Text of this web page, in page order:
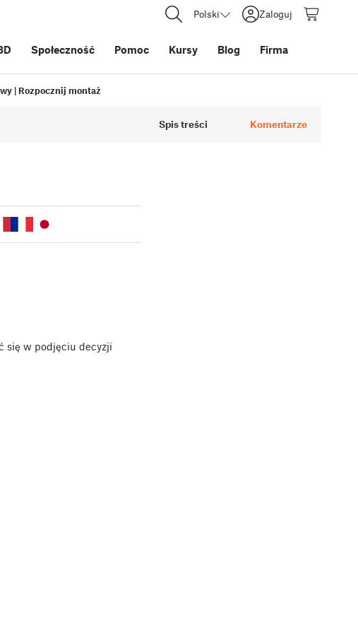
Polski Zaloguj
Społeczność Pomoc Kursy Blog Firma
| Rozpocznij montaż
Spis treści Komentarze
się w podjęciu decyzji